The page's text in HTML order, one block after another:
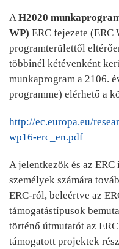
AH2020
WP) ERC fejezete (ERC
programterülettől
többinél kétévenként
munkaprogram a 2106.
programme) elérhető a
http://ec.europa.eu/
wp16-erc_en.pdf
A jelentkezők és az
személyek számára
ERC-ról, beleértve az
támogatástípusok
történő útmutatót az
támogatott projektek